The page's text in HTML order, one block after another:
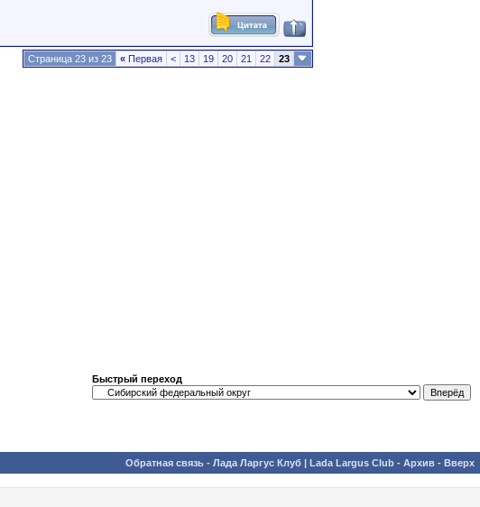
Страница 23 из 23 « Первая < 13 19 20 21 22 23
Быстрый переход
Обратная связь - Лада Ларгус Клуб | Lada Largus Club - Архив - Вверх